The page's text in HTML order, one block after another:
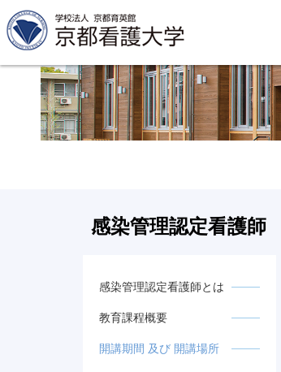
感染管理認定看護師
感染管理認定看護師とは
教育課程概要
開講期間 及び 開講場所